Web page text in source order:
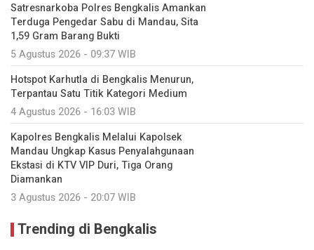
Satresnarkoba Polres Bengkalis Amankan
Terduga Pengedar Sabu di Mandau, Sita
1,59 Gram Barang Bukti
5 Agustus 2026 - 09:37 WIB
Hotspot Karhutla di Bengkalis Menurun,
Terpantau Satu Titik Kategori Medium
4 Agustus 2026 - 16:03 WIB
Kapolres Bengkalis Melalui Kapolsek
Mandau Ungkap Kasus Penyalahgunaan
Ekstasi di KTV VIP Duri, Tiga Orang
Diamankan
3 Agustus 2026 - 20:07 WIB
Trending di Bengkalis